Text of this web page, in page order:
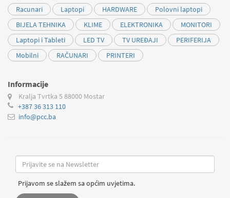
Racunari Laptopi HARDWARE
Polovni laptopi
BIJELA TEHNIKA
KLIME ELEKTRONIKA
MONITORI
Laptopi i Tableti
LED TV TV UREĐAJI
PERIFERIJA
Mobilni
RAČUNARI PRINTERI
Informacije
Kralja Tvrtka 5 88000 Mostar
+387 36 313 110
info@pcc.ba
Prijavom se slažem sa općim uvjetima.